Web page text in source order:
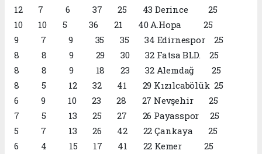
12 7 6 37 25 43 Derince 25
10 10 5 36 21 40 A.Hopa 25
9 7 9 35 35 34 Edirnespor 25
8 8 9 29 30 32 Fatsa BLD. 25
8 8 9 18 23 32 Alemdağ 25
8 5 12 32 41 29 Kızılcabölük 25
6 9 10 23 28 27 Nevşehir 25
7 5 13 25 27 26 Payasspor 25
5 7 13 26 42 22 Çankaya 25
6 4 15 17 41 22 Kemer 25